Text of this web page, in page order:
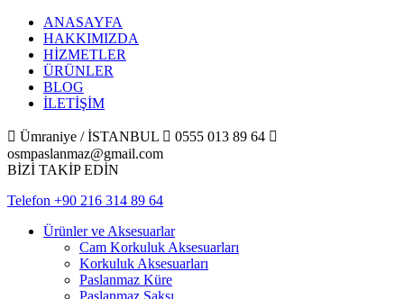
ANASAYFA
HAKKIMIZDA
HİZMETLER
ÜRÜNLER
BLOG
İLETİŞİM
 Ümraniye / İSTANBUL  0555 013 89 64 
osmpaslanmaz@gmail.com
BİZİ TAKİP EDİN
Telefon +90 216 314 89 64
Ürünler ve Aksesuarlar
Cam Korkuluk Aksesuarları
Korkuluk Aksesuarları
Paslanmaz Küre
Paslanmaz Saksı